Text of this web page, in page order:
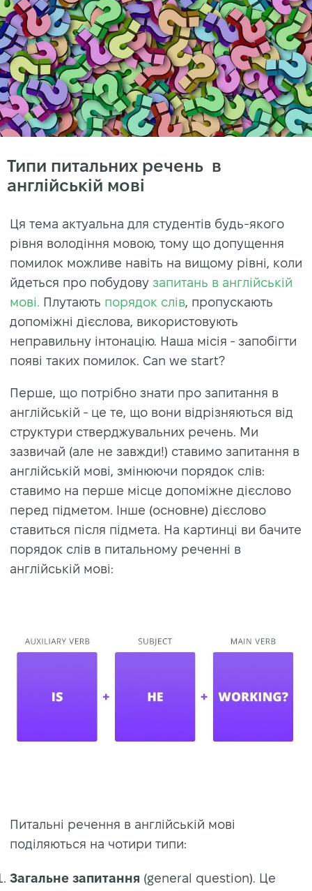
Типи питальних речень в
англійській мові
Ця тема актуальна для студентів будь-якого
рівня володіння мовою, тому що допущення
помилок можливе навіть на вищому рівні, коли
йдеться про побудову запитань в англійській
мові. Плутають порядок слів, пропускають
допоміжні дієслова, використовують
неправильну інтонацію. Наша місія - запобігти
появі таких помилок. Can we start?
Перше, що потрібно знати про запитання в
англійській - це те, що вони відрізняються від
структури стверджувальних речень. Ми
зазвичай (але не завжди!) ставимо запитання в
англійській мові, змінюючи порядок слів:
ставимо на перше місце допоміжне дієслово
перед підметом. Інше (основне) дієслово
ставиться після підмета. На картинці ви бачите
порядок слів в питальному реченні в
англійській мові:
Питальні речення в англійській мові
поділяються на чотири типи:
Загальне запитання (general question). Це